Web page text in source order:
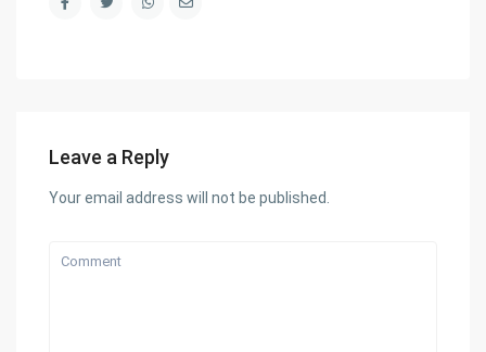
Leave a Reply
Your email address will not be published.